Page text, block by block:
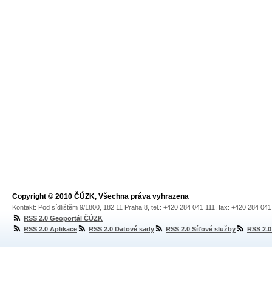
Copyright © 2010 ČÚZK, Všechna práva vyhrazena
Kontakt: Pod sídlištěm 9/1800, 182 11 Praha 8, tel.: +420 284 041 111, fax: +420 284
RSS 2.0 Geoportál ČÚZK
RSS 2.0 Aplikace
RSS 2.0 Datové sady RSS 2.0 Síťové služby RSS